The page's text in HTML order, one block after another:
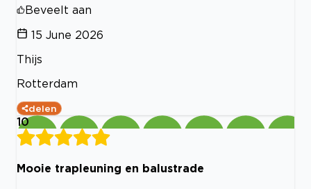
Beveelt aan
15 June 2026
Thijs
Rotterdam
delen
10
Mooie trapleuning en balustrade